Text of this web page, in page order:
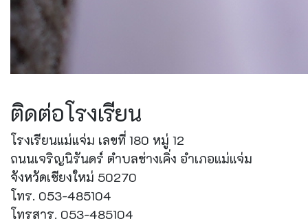
ติดต่อโรงเรียน
โรงเรียนแม่แจ่ม เลขที่ 180 หมู่ 12
ถนนเจริญนิรันดร์ ตำบลช่างเคิ่ง อำเภอแม่แจ่ม
จังหวัดเชียงใหม่ 50270
โทร. 053-485104
โทรสาร. 053-485104